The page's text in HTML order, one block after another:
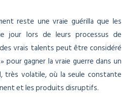
reste une vraie guérilla que les
jour lors de leurs processus de
vrais talents peut être considéré
» pour gagner la vraie guerre dans un
très volatile, où la seule constante
et les produits disruptifs.